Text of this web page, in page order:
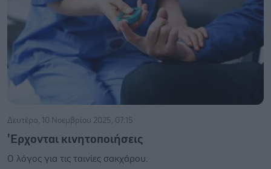
Δευτέρα, 10 Νοεμβρίου 2025, 07:15
'Eρχονται κινητοποιήσεις
Ο λόγος για τις ταινίες σακχάρου.